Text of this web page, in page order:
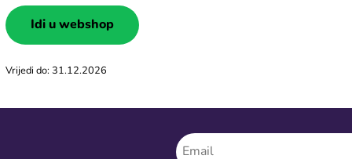
popust
Idi u webshop
Vrijedi do: 31.12.2026